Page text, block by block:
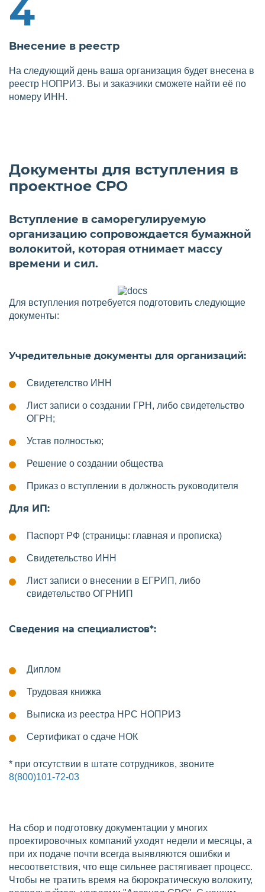
4
Внесение в реестр
На следующий день ваша организация будет внесена в
реестр НОПРИЗ. Вы и заказчики сможете найти её по
номеру ИНН.
Документы для вступления в
проектное СРО
Вступление в саморегулируемую
организацию сопровождается бумажной
волокитой, которая отнимает массу
времени и сил.
Для вступления потребуется подготовить следующие
документы:
Учредительные документы для организаций:
Свидетелство ИНН
Лист записи о создании ГРН, либо свидетельство
ОГРН;
Устав полностью;
Решение о создании общества
Приказ о вступлении в должность руководителя
Для ИП:
Паспорт РФ (страницы: главная и прописка)
Свидетельство ИНН
Лист записи о внесении в ЕГРИП, либо
свидетельство ОГРНИП
Сведения на специалистов*:
Диплом
Трудовая книжка
Выписка из реестра НРС НОПРИЗ
Сертификат о сдаче НОК
* при отсутствии в штате сотрудников, звоните
8(800)101-72-03
На сбор и подготовку документации у многих
проектировочных компаний уходят недели и месяцы, а
при их подаче почти всегда выявляются ошибки и
несоответствия, что еще сильнее растягивает процесс.
Чтобы не тратить время на бюрократическую волокиту,